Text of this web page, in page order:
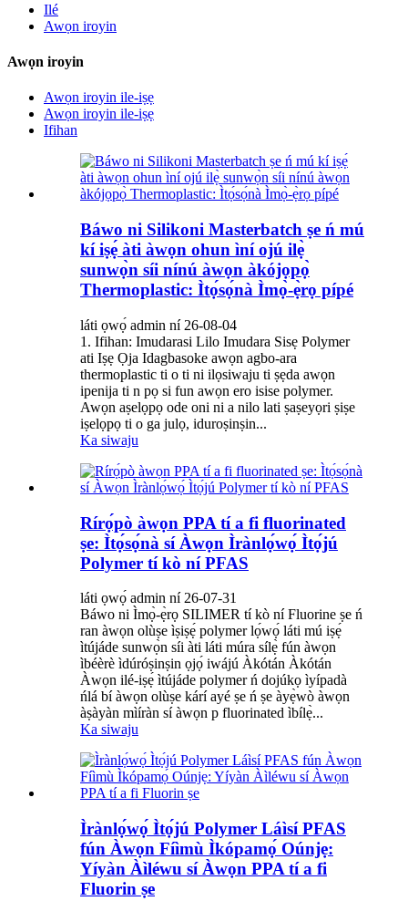
Ilé
Awọn iroyin
Awọn iroyin
Awọn iroyin ile-iṣẹ
Awọn iroyin ile-iṣẹ
Ifihan
Báwo ni Silikoni Masterbatch ṣe ń mú
kí iṣẹ́ àti àwọn ohun ìní ojú ilẹ̀
sunwọ̀n síi nínú àwọn àkójọpọ̀
Thermoplastic: Ìtọ́sọ́nà Ìmọ̀-ẹ̀rọ pípé
láti ọwọ́ admin ní 26-08-04
1. Ifihan: Imudarasi Lilo Imudara Sisẹ Polymer
ati Iṣẹ Ọja Idagbasoke awọn agbo-ara
thermoplastic ti o ti ni ilọsiwaju ti ṣẹda awọn
ipenija ti n pọ si fun awọn ero isise polymer.
Awọn aṣelọpọ ode oni ni a nilo lati ṣaṣeyọri ṣiṣe
iṣelọpọ ti o ga julọ, iduroṣinṣin...
Ka siwaju
Rírọ́pò àwọn PPA tí a fi fluorinated
ṣe: Ìtọ́sọ́nà sí Àwọn Ìrànlọ́wọ́ Ìtọ́jú
Polymer tí kò ní PFAS
láti ọwọ́ admin ní 26-07-31
Báwo ni Ìmọ̀-ẹ̀rọ SILIMER tí kò ní Fluorine ṣe ń
ran àwọn olùṣe ìṣiṣẹ́ polymer lọ́wọ́ láti mú iṣẹ́
ìtújáde sunwọ̀n síi àti láti múra sílẹ̀ fún àwọn
ìbéèrè ìdúróṣinṣin ọjọ́ iwájú Àkótán Àkótán
Àwọn ilé-iṣẹ́ ìtújáde polymer ń dojúkọ ìyípadà
ńlá bí àwọn olùṣe kárí ayé ṣe ń ṣe àyẹ̀wò àwọn
àṣàyàn mìíràn sí àwọn p fluorinated ìbílẹ̀...
Ka siwaju
Ìrànlọ́wọ́ Ìtọ́jú Polymer Láìsí PFAS
fún Àwọn Fíìmù Ìkópamọ́ Oúnjẹ:
Yíyàn Àìléwu sí Àwọn PPA tí a fi
Fluorin ṣe